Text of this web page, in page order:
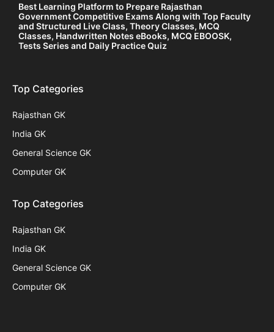
Best Learning Platform to Prepare Rajasthan
Government Competitive Exams Along with Top Faculty
and Structured Live Class, Theory Classes, MCQ
Classes, Handwritten Notes eBooks, MCQ EBOOSK,
Tests Series and Daily Practice Quiz
Top Categories
Rajasthan GK
India GK
General Science GK
Computer GK
Top Categories
Rajasthan GK
India GK
General Science GK
Computer GK